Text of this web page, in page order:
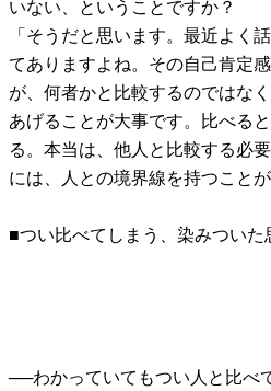
いない、ということですか？
「そうだと思います。最近よく
てありますよね。その自己肯定
が、何者かと比較するのではな
あげることが大事です。比べる
る。本当は、他人と比較する必
には、人との境界線を持つこと
■つい比べてしまう、染みついた
──わかっていてもつい人と比べ